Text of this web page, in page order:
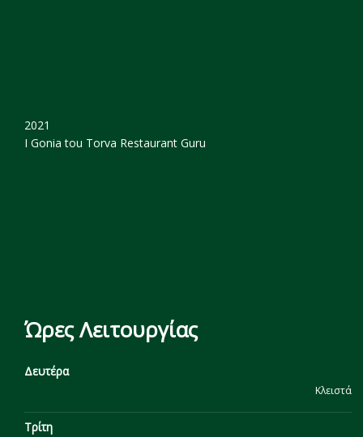
2021
I Gonia tou Torva Restaurant Guru
Ώρες Λειτουργίας
Δευτέρα
Κλειστά
Τρίτη